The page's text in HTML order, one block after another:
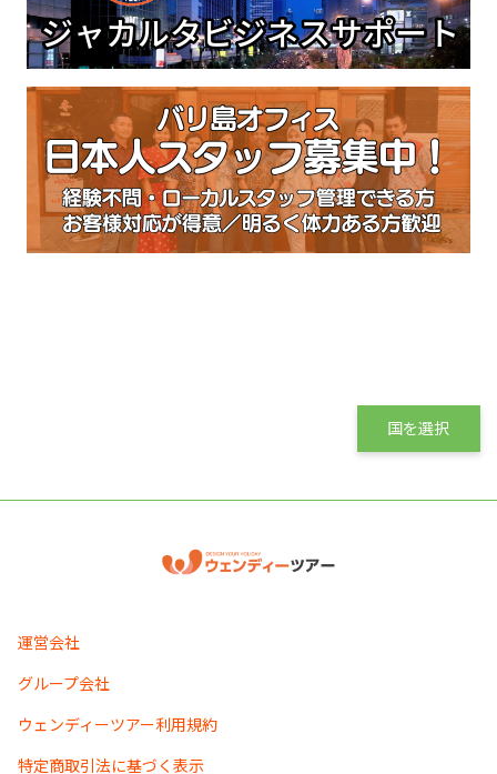
国を選択
運営会社
グループ会社
ウェンディーツアー利用規約
特定商取引法に基づく表示